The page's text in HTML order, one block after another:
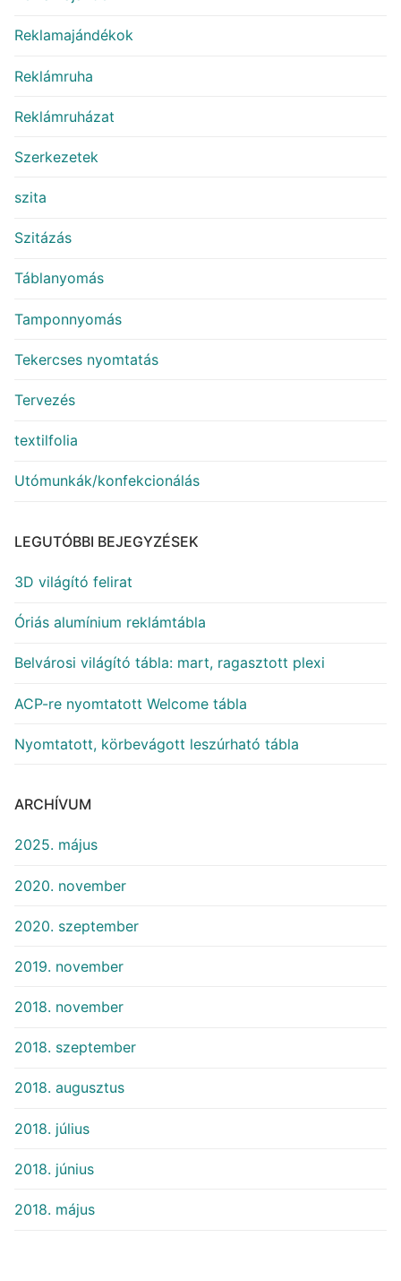
Reklamajándékok
Reklámruha
Reklámruházat
Szerkezetek
szita
Szitázás
Táblanyomás
Tamponnyomás
Tekercses nyomtatás
Tervezés
textilfolia
Utómunkák/konfekcionálás
LEGUTÓBBI BEJEGYZÉSEK
3D világító felirat
Óriás alumínium reklámtábla
Belvárosi világító tábla: mart, ragasztott plexi
ACP-re nyomtatott Welcome tábla
Nyomtatott, körbevágott leszúrható tábla
ARCHÍVUM
2025. május
2020. november
2020. szeptember
2019. november
2018. november
2018. szeptember
2018. augusztus
2018. július
2018. június
2018. május